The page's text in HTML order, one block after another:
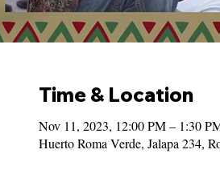
Time & Location
Nov 11, 2023, 12:00 PM – 1:30
Huerto Roma Verde, Jalapa 234,